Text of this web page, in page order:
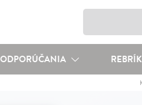
ODPORÚČANIA REBRÍK